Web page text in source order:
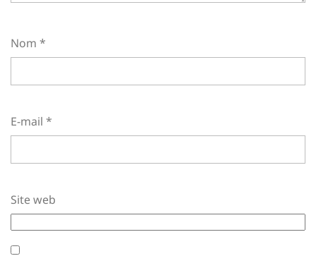
Nom *
E-mail *
Site web